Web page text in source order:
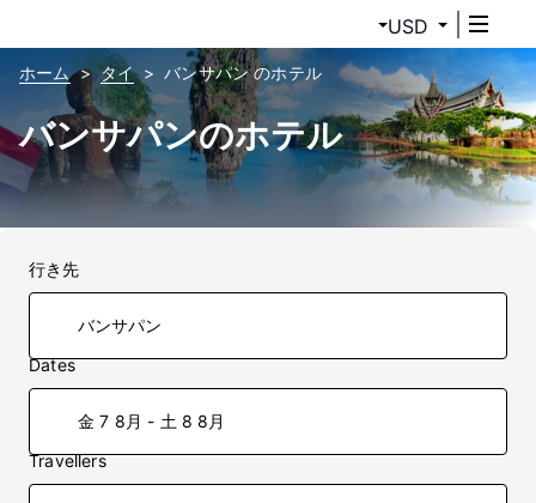
USD
ホーム タイ バンサパン のホテル
バンサパンのホテル
行き先
Dates
金 7 8月 - 土 8 8月
Travellers